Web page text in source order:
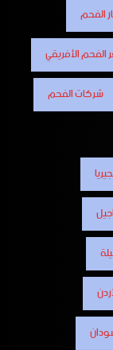
الفحم
الأفريقي
شركات الفحم